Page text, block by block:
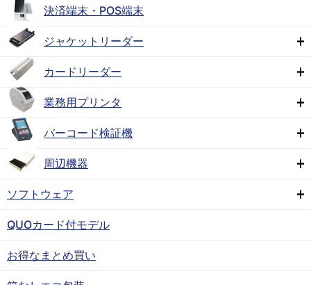
決済端末・POS端末
ジャケットリーダー
カードリーダー
業務用プリンタ
バーコード検証機
周辺機器
ソフトウェア
QUOカード付モデル
お得なまとめ買い